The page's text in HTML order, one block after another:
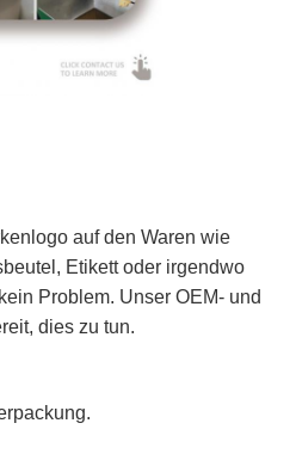
auf den Waren wie
Etikett oder irgendwo
Problem. Unser OEM- und
dies zu tun.